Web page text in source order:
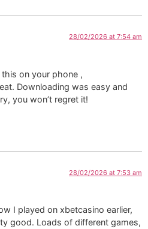
28/02/2026 at 7:54 am
on your phone ,
Downloading was easy and
you won’t regret it!
28/02/2026 at 7:53 am
I played on xbetcasino earlier,
good. Loads of different games,